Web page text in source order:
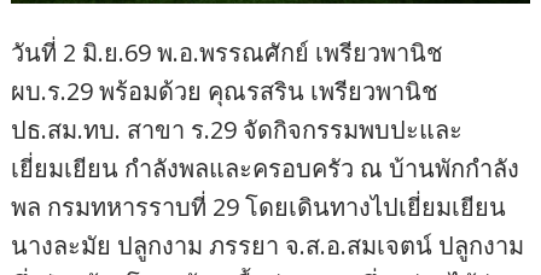
วันที่ 2 มิ.ย.69 พ.อ.พรรณศักย์ เพรียวพานิช
ผบ.ร.29 พร้อมด้วย คุณรสริน เพรียวพานิช
ปธ.สม.ทบ. สาขา ร.29 จัดกิจกรรมพบปะและ
เยี่ยมเยียน กำลังพลและครอบครัว ณ บ้านพักกำลัง
พล กรมทหารราบที่ 29 โดยเดินทางไปเยี่ยมเยียน
นางละมัย ปลูกงาม ภรรยา จ.ส.อ.สมเจตน์ ปลูกงาม